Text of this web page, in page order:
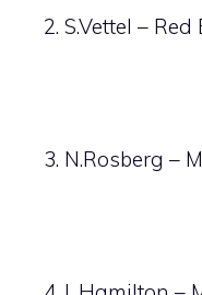
2. S.Vettel –
3. N.Rosberg –